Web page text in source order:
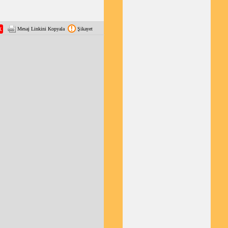
Mesaj Linkini Kopyala Şikayet